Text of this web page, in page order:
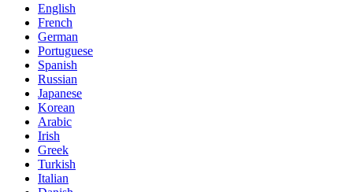
English
French
German
Portuguese
Spanish
Russian
Japanese
Korean
Arabic
Irish
Greek
Turkish
Italian